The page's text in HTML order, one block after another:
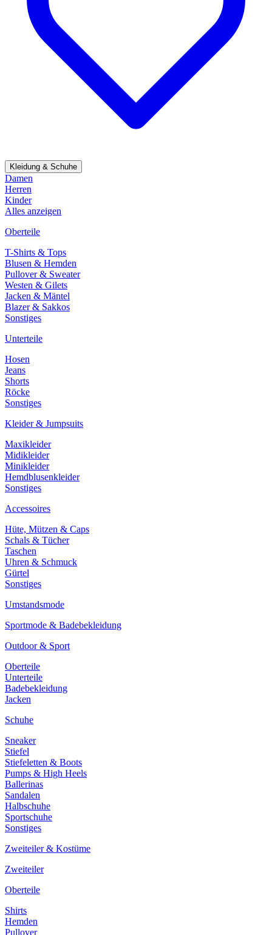
Kleidung & Schuhe
Damen
Herren
Kinder
Alles anzeigen
Oberteile
T-Shirts & Tops
Blusen & Hemden
Pullover & Sweater
Westen & Gilets
Jacken & Mäntel
Blazer & Sakkos
Sonstiges
Unterteile
Hosen
Jeans
Shorts
Röcke
Sonstiges
Kleider & Jumpsuits
Maxikleider
Midikleider
Minikleider
Hemdblusenkleider
Sonstiges
Accessoires
Hüte, Mützen & Caps
Schals & Tücher
Taschen
Uhren & Schmuck
Gürtel
Sonstiges
Umstandsmode
Sportmode & Badebekleidung
Outdoor & Sport
Oberteile
Unterteile
Badebekleidung
Jacken
Schuhe
Sneaker
Stiefel
Stiefeletten & Boots
Pumps & High Heels
Ballerinas
Sandalen
Halbschuhe
Sportschuhe
Sonstiges
Zweiteiler & Kostüme
Zweiteiler
Oberteile
Shirts
Hemden
Pullover